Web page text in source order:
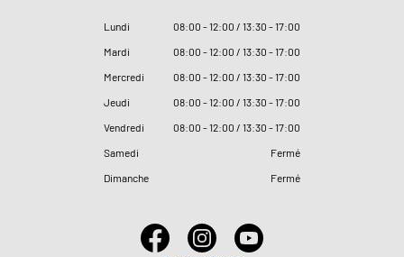
Lundi 08:00 - 12:00 / 13:30 - 17:00
Mardi
08:00 - 12:00 / 13:30 - 17:00
Mercredi
08:00 - 12:00 / 13:30 - 17:00
Jeudi
08:00 - 12:00 / 13:30 - 17:00
Vendredi
08:00 - 12:00 / 13:30 - 17:00
Samedi
Fermé
Dimanche
Fermé